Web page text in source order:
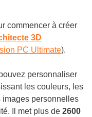
commencer à créer
3D
PC Ultimate).
personnaliser
les couleurs, les
images personnelles
Il met plus de 2600